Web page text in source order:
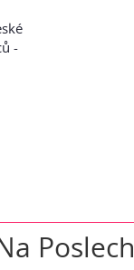
-
Poslech